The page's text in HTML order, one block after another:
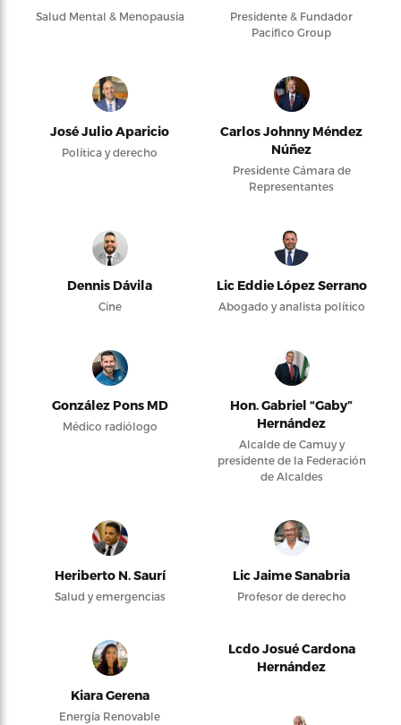
Salud Mental & Menopausia
Presidente & Fundador
Pacifico Group
José Julio Aparicio
Política y derecho
Carlos Johnny Méndez
Núñez
Presidente Cámara de
Representantes
Dennis Dávila
Cine
Lic Eddie López Serrano
Abogado y analista político
González Pons MD
Médico radiólogo
Hon. Gabriel “Gaby”
Hernández
Alcalde de Camuy y
presidente de la Federación
de Alcaldes
Heriberto N. Saurí
Salud y emergencias
Lic Jaime Sanabria
Profesor de derecho
Kiara Gerena
Energía Renovable
Lcdo Josué Cardona
Hernández